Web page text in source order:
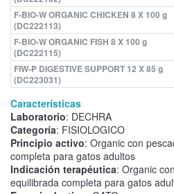
F-BIO-W ORGANIC CHICKEN 8 X 100 g
(DC222113)
F-BIO-W ORGANIC FISH 8 X 100 g
(DC222115)
FIW-P DIGESTIVE SUPPORT 12 X 85 g
(DC223031)
Características
Laboratorio: DECHRA
Categoría: FISIOLOGICO
Principio activo: Organic con
completa para gatos adultos
Indicación terapéutica: Organic
equilibrada completa para gatos